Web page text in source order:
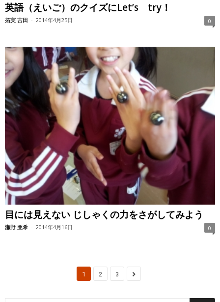
英語（えいご）のクイズにLet’s try！
拓実 吉田 - 2014年4月25日 0
目には見えない じしゃくの力をさがしてみよう
瀬野 亜希 - 2014年4月16日 0
1 2 3